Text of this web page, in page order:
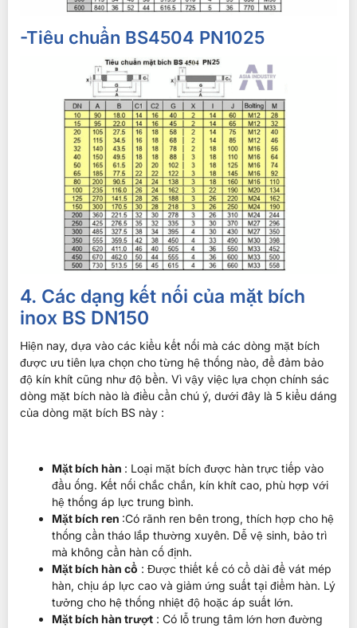
-Tiêu chuẩn BS4504 PN1025
4. Các dạng kết nối của mặt bích
inox BS DN150
Hiện nay, dựa vào các kiểu kết nối mà các dòng mặt bích
được ưu tiên lựa chọn cho từng hệ thống nào, để đảm bảo
độ kín khít cũng như độ bền. Vì vậy việc lựa chọn chính sác
dòng mặt bích nào là điều cần chú ý, dưới đây là 5 kiểu dáng
của dòng mặt bích BS này :
Mặt bích hàn : Loại mặt bích được hàn trực tiếp vào
đầu ống. Kết nối chắc chắn, kín khít cao, phù hợp với
hệ thống áp lực trung bình.
Mặt bích ren :Có rãnh ren bên trong, thích hợp cho hệ
thống cần tháo lắp thường xuyên. Dễ vệ sinh, bảo trì
mà không cần hàn cố định.
Mặt bích hàn cổ : Được thiết kế có cổ dài để vát mép
hàn, chịu áp lực cao và giảm ứng suất tại điểm hàn. Lý
tưởng cho hệ thống nhiệt độ hoặc áp suất lớn.
Mặt bích hàn trượt : Có lỗ trung tâm lớn hơn đường